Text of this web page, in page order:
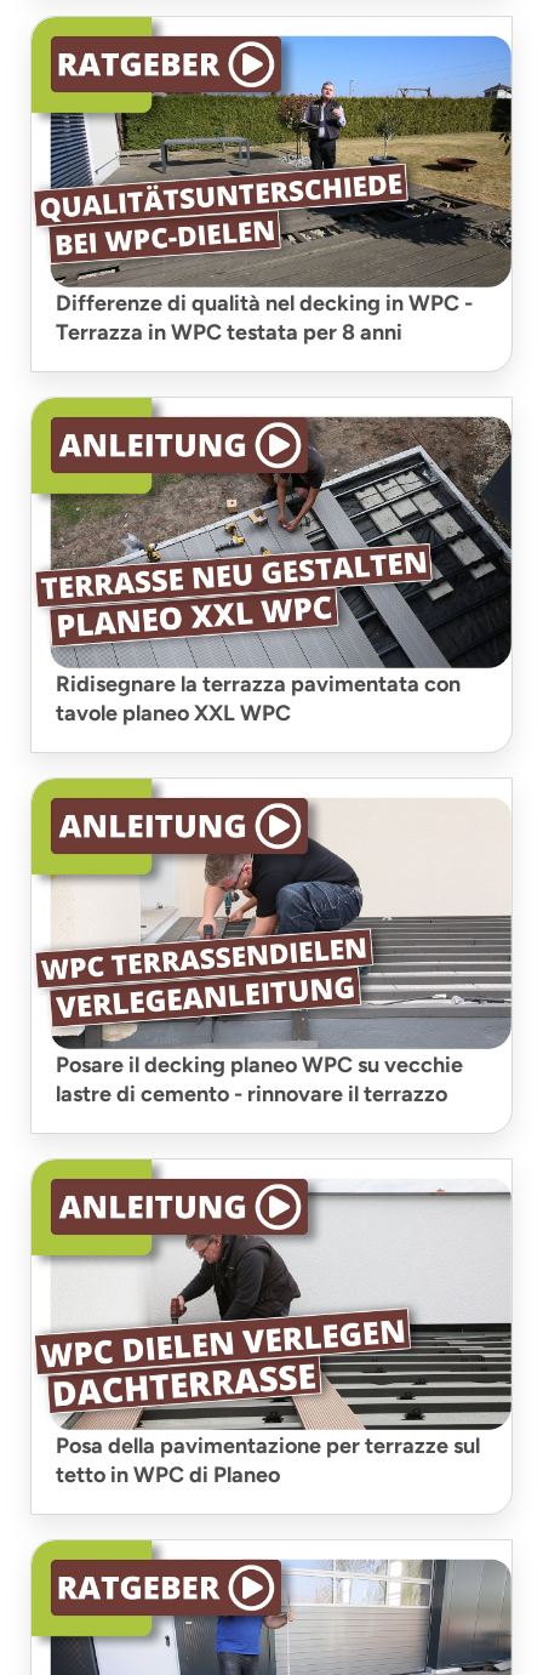
Differenze di qualità nel decking in WPC -
Terrazza in WPC testata per 8 anni
Ridisegnare la terrazza pavimentata con
tavole planeo XXL WPC
Posare il decking planeo WPC su vecchie
lastre di cemento - rinnovare il terrazzo
Posa della pavimentazione per terrazze sul
tetto in WPC di Planeo